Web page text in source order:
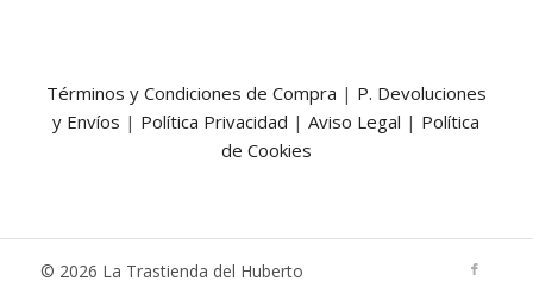
Términos y Condiciones de Compra | P. Devoluciones
y Envíos | Política Privacidad |Aviso Legal | Política
de Cookies
© 2026 La Trastienda del Huberto